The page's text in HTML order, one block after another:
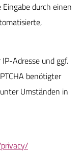
durch einen
Adresse und ggf.
benötigter
Umständen in